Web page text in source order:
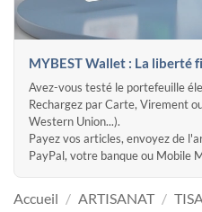
MYBEST Wallet : La liberté
Avez-vous testé le portefeuille
Rechargez par Carte, Virement
Western Union...).
Payez vos articles, envoyez de
PayPal, votre banque ou Mobile
Accueil / ARTISANAT /